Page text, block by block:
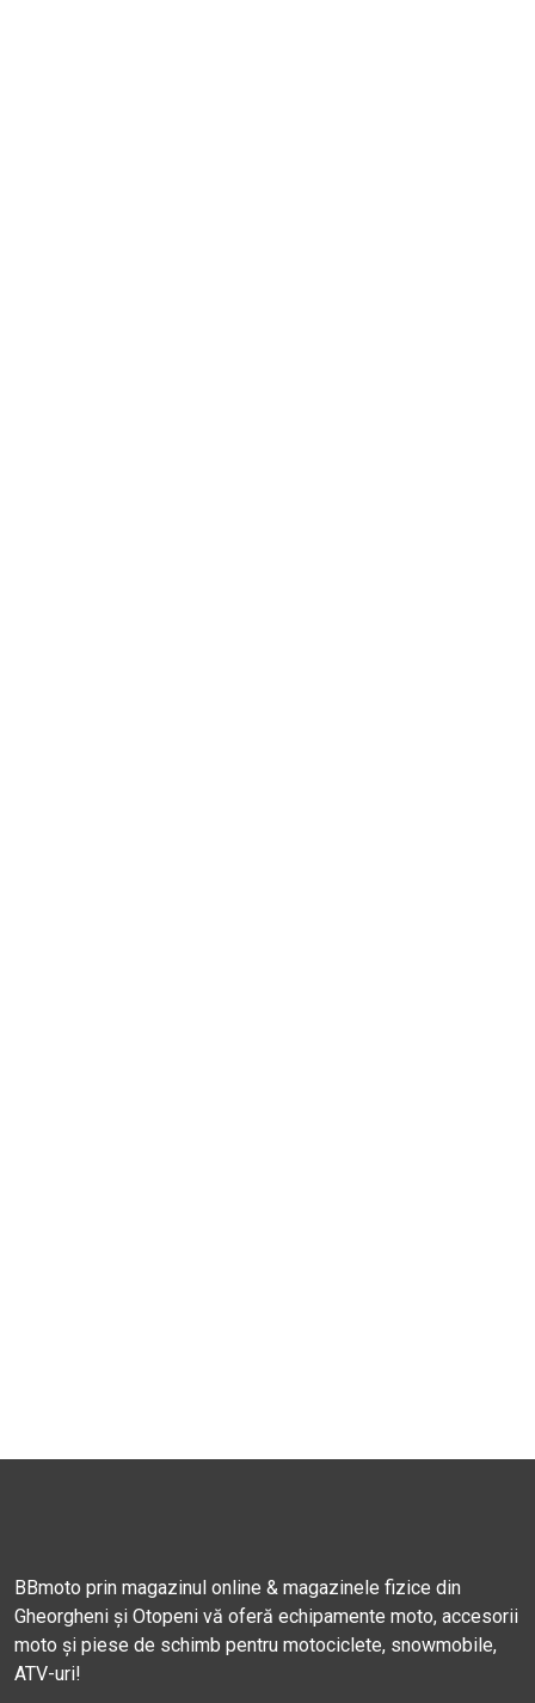
BBmoto prin magazinul online & magazinele fizice din
Gheorgheni și Otopeni vă oferă echipamente moto, accesorii
moto și piese de schimb pentru motociclete, snowmobile,
ATV-uri!